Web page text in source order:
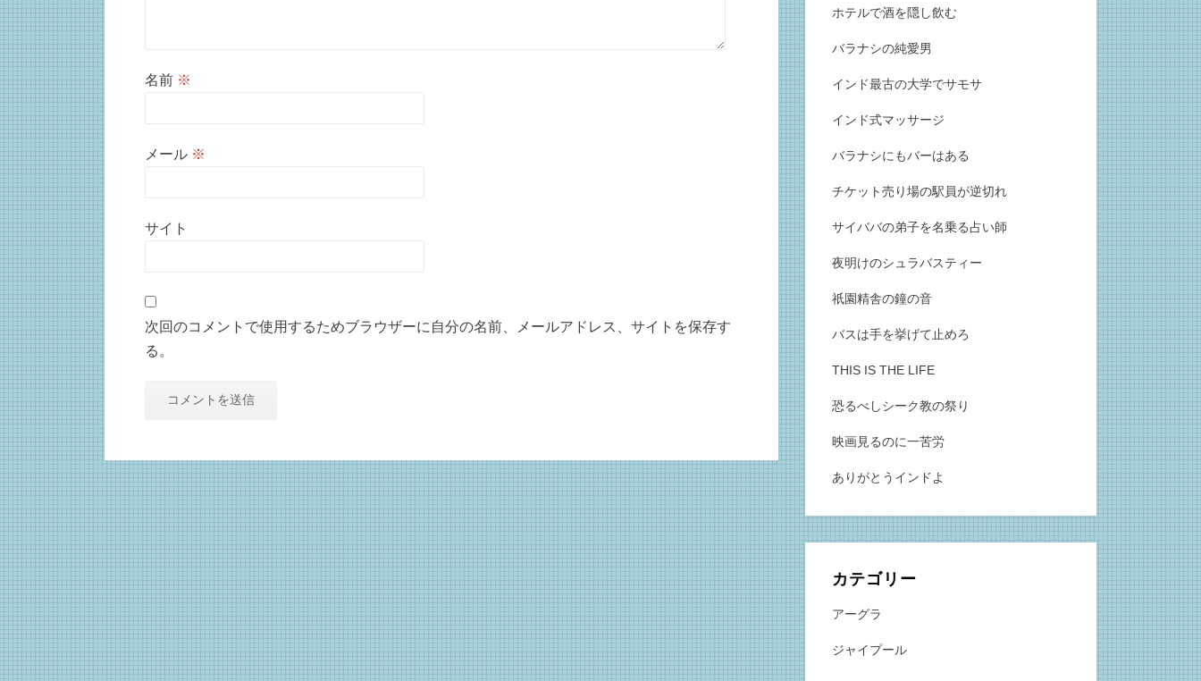
名前 ※
メール ※
サイト
次回のコメントで使用するためブラウザーに自分の名前、メールアドレス、サイトを保存す
る。
ホテルで酒を隠し飲む
バラナシの純愛男
インド最古の大学でサモサ
インド式マッサージ
バラナシにもバーはある
チケット売り場の駅員が逆切れ
サイババの弟子を名乗る占い師
夜明けのシュラバスティー
祇園精舎の鐘の音
バスは手を挙げて止めろ
THIS IS THE LIFE
恐るべしシーク教の祭り
映画見るのに一苦労
ありがとうインドよ
カテゴリー
アーグラ
ジャイプール